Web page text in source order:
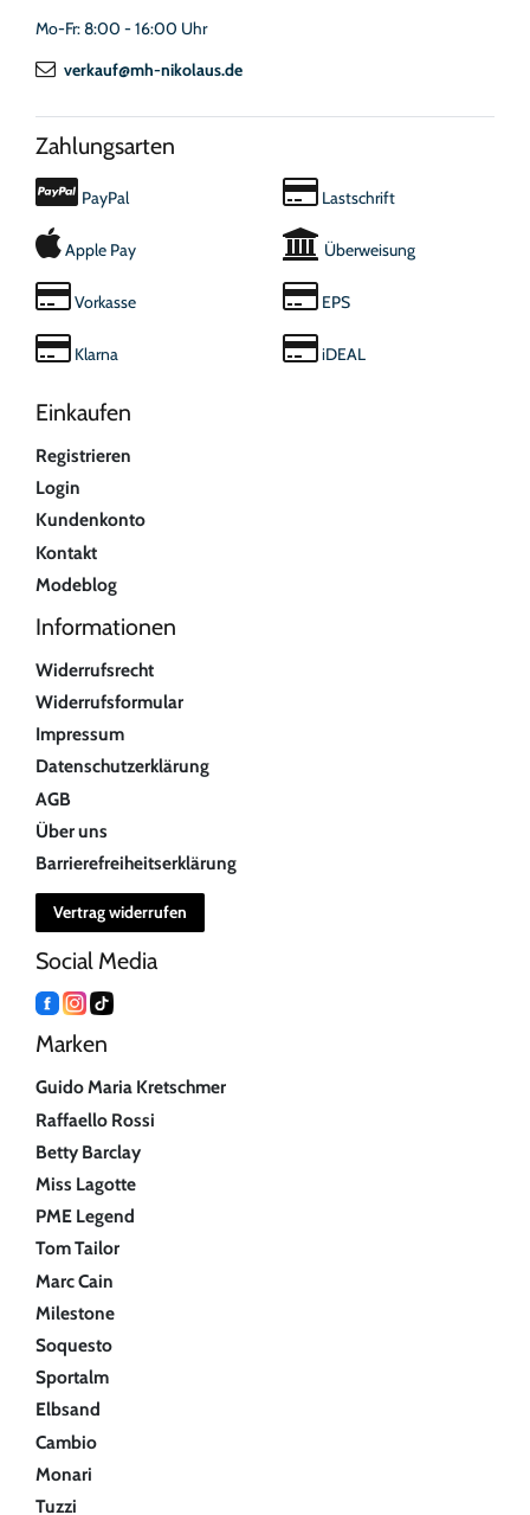
Mo-Fr: 8:00 - 16:00 Uhr
verkauf@mh-nikolaus.de
Zahlungsarten
PayPal
Apple Pay
Vorkasse
Klarna
Lastschrift
Überweisung
EPS
iDEAL
Einkaufen
Registrieren
Login
Kundenkonto
Kontakt
Modeblog
Informationen
Widerrufsrecht
Widerrufsformular
Impressum
Datenschutzerklärung
AGB
Über uns
Barrierefreiheitserklärung
Vertrag widerrufen
Social Media
Marken
Guido Maria Kretschmer
Raffaello Rossi
Betty Barclay
Miss Lagotte
PME Legend
Tom Tailor
Marc Cain
Milestone
Soquesto
Sportalm
Elbsand
Cambio
Monari
Tuzzi